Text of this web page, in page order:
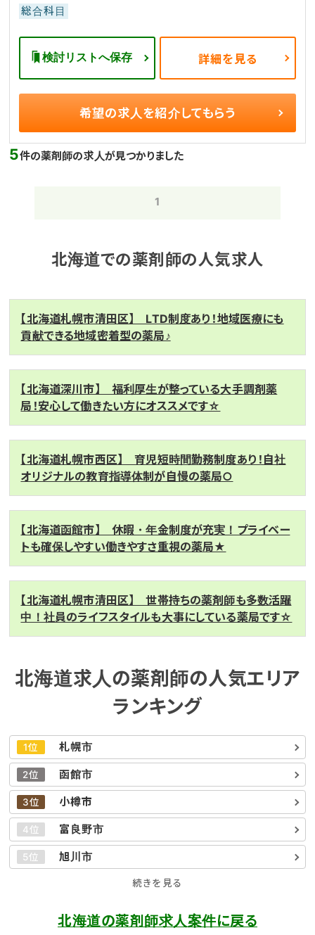
総合科目
検討リストへ保存 詳細を見る
希望の求人を紹介してもらう
5件の薬剤師の求人が見つかりました
1
北海道での薬剤師の人気求人
【北海道札幌市清田区】 LTD制度あり！地域医療にも
貢献できる地域密着型の薬局♪
【北海道深川市】 福利厚生が整っている大手調剤薬
局！安心して働きたい方にオススメです☆
【北海道札幌市西区】 育児短時間勤務制度あり！自社
オリジナルの教育指導体制が自慢の薬局○
【北海道函館市】 休暇・年金制度が充実！プライベー
トも確保しやすい働きやすさ重視の薬局★
【北海道札幌市清田区】 世帯持ちの薬剤師も多数活躍
中！社員のライフスタイルも大事にしている薬局です☆
北海道求人の薬剤師の人気エリア
ランキング
1位 札幌市
2位 函館市
3位 小樽市
4位 富良野市
5位 旭川市
続きを見る
北海道の薬剤師求人案件に戻る